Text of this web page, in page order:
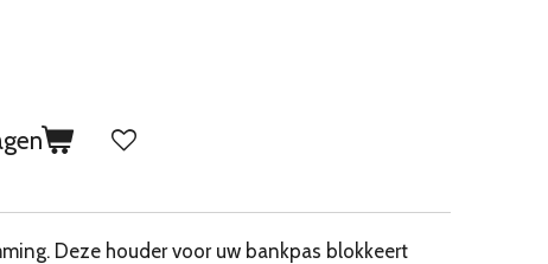
Deze houder voor uw bankpas blokkeert